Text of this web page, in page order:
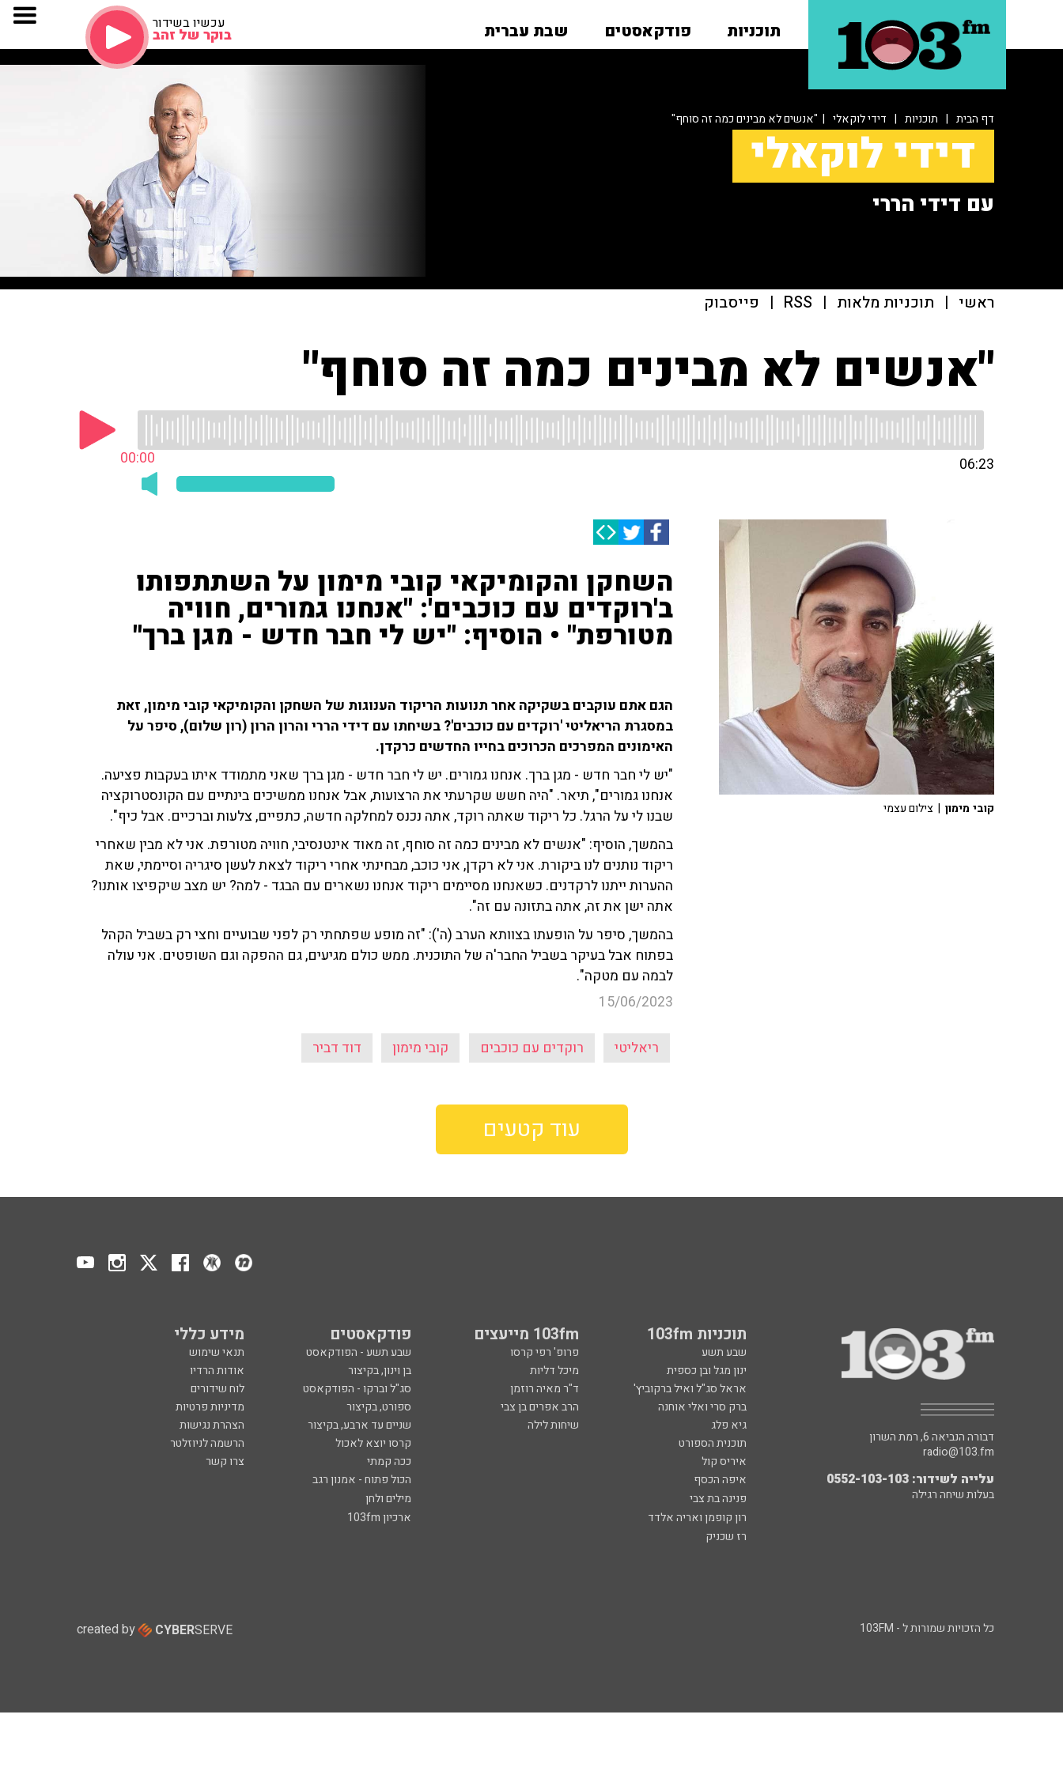
תוכניות פודקאסטים שבת עברית עכשיו בשידור
בוקר של זהב
דף הבית | תוכניות | דידי לוקאלי | "אנשים לא מבינים כמה זה סוחף"
דידי לוקאלי
עם דידי הררי
ראשי | תוכניות מלאות |
RSS
| פייסבוק
"אנשים לא מבינים כמה זה סוחף"
00:00 06:23
השחקן והקומיקאי קובי מימון על השתתפותו
ב'רוקדים עם כוכבים': "אנחנו גמורים, חוויה
מטורפת" • הוסיף: "יש לי חבר חדש - מגן ברך"
הגם אתם עוקבים בשקיקה אחר תנועות הריקוד הענוגות של השחקן והקומיקאי קובי מימון, זאת
במסגרת הריאליטי 'רוקדים עם כוכבים'? בשיחתו עם דידי הררי והרון הרון (רון שלום), סיפר על
האימונים המפרכים הכרוכים בחייו החדשים כרקדן.
"יש לי חבר חדש - מגן ברך. אנחנו גמורים. יש לי חבר חדש - מגן ברך שאני מתמודד איתו בעקבות פציעה.
אנחנו גמורים", תיאר. "היה חשש שקרעתי את הרצועות, אבל אנחנו ממשיכים בינתיים עם הקונסטרוקציה
שבנו לי על הרגל. כל ריקוד שאתה רוקד, אתה נכנס למחלקה חדשה, כתפיים, צלעות וברכיים. אבל כיף".
בהמשך, הוסיף: "אנשים לא מבינים כמה זה סוחף, זה מאוד אינטנסיבי, חוויה מטורפת. אני לא מבין שאחרי
ריקוד נותנים לנו ביקורת. אני לא רקדן, אני כוכב, מבחינתי אחרי ריקוד לצאת לעשן סיגריה וסיימתי, שאת
ההערות ייתנו לרקדנים. כשאנחנו מסיימים ריקוד אנחנו נשארים עם הבגד - למה? יש מצב שיקפיצו אותנו?
אתה ישן את זה, אתה בתזונה עם זה".
בהמשך, סיפר על הופעתו בצוותא הערב (ה'): "זה מופע שפתחתי רק לפני שבועיים וחצי רק בשביל הקהל
בפתוח אבל בעיקר בשביל החבר'ה של התוכנית. ממש כולם מגיעים, גם ההפקה וגם השופטים. אני עולה
לבמה עם מטקה".
15/06/2023
ריאליטי רוקדים עם כוכבים קובי מימון דוד דביר
קובי מימון | צילום עצמי
עוד קטעים
תוכניות 103fm 103fm מייעצים פודקאסטים מידע כללי
שבע תשע פרופ' רפי קרסו שבע תשע - הפודקאסט
תנאי שימוש
ינון מגל ובן כספית
מיכל דליות בן וינון, בקיצור
אודות הרדיו
אראל סג"ל ואיל ברקוביץ'
ד"ר מאיה רוזמן סג"ל וברקו - הפודקאסט
לוח שידורים
ברק סרי ואלי אוחנה
הרב אפרים בן צבי ספורט, בקיצור
מדיניות פרטיות
גיא פלג
שיחות לילה שניים עד ארבע, בקיצור
הצהרת נגישות
תוכנית הספורט
קרסו יוצא לאכול
הרשמה לניוזלטר
איריס קול
ככה קמתי
צרו קשר
איפה הכסף
הכול פתוח - אמנון רגב
פנינה בת צבי
מילים ולחן
רון קופמן ואריה אלדד
ארכיון 103fm
רז שכניק
דבורה הנביאה 6, רמת השרון
radio@103.fm
עלייה לשידור: 0552-103-103
בעלות שיחה רגילה
כל הזכויות שמורות ל - 103FM created by CYBERSERVE